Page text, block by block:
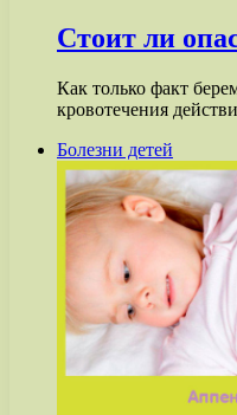
Стоит ли
Как только факт
кровотечения
Болезни детей